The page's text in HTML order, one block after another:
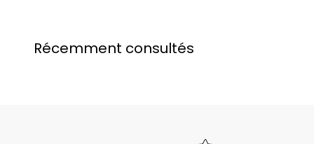
Récemment consultés